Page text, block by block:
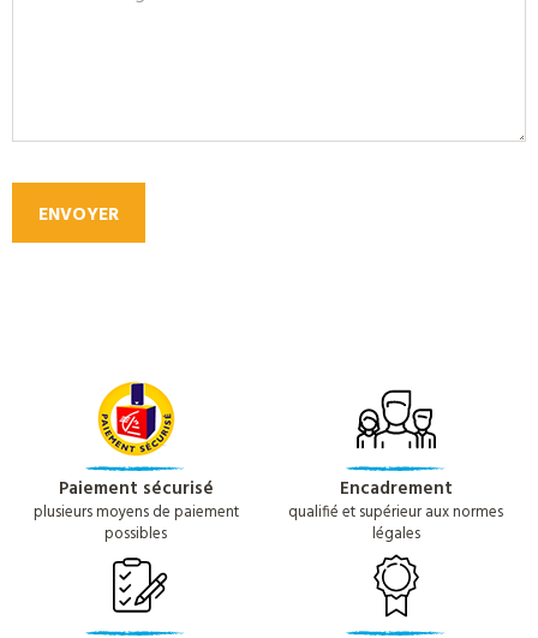
ENVOYER
Paiement sécurisé
plusieurs moyens de paiement
possibles
Encadrement
qualifié et supérieur aux normes
légales